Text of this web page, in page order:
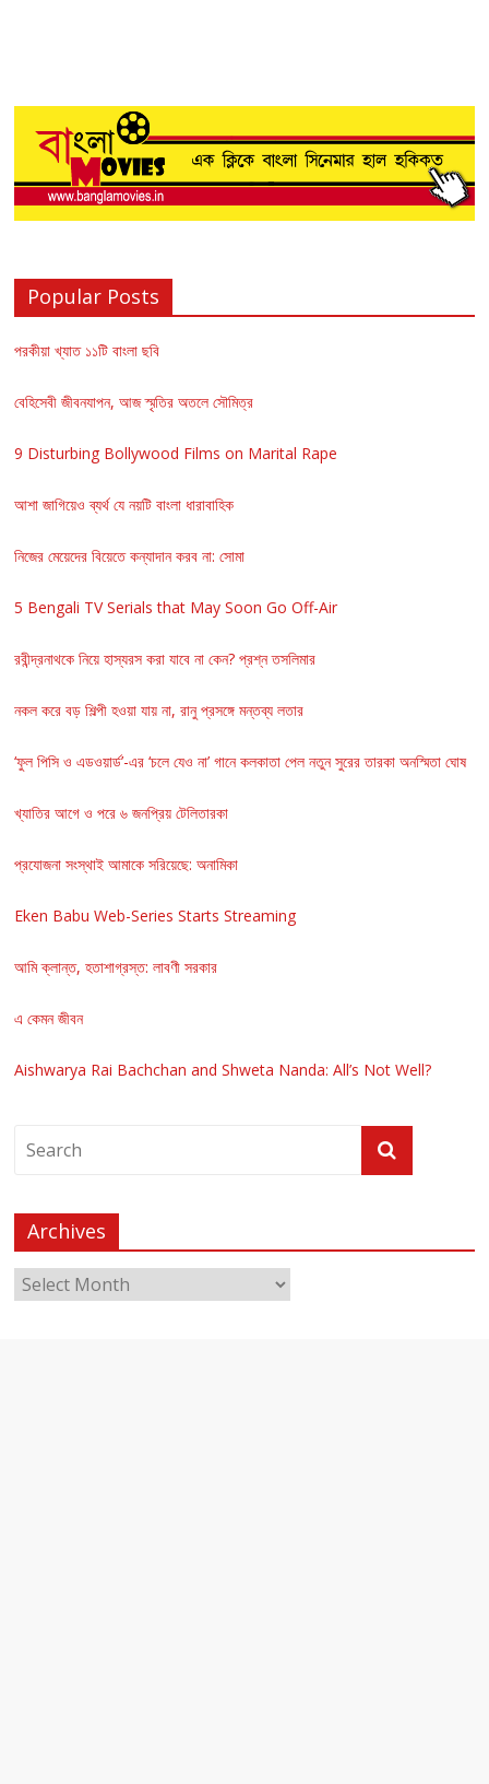
Popular Posts
পরকীয়া খ্যাত ১১টি বাংলা ছবি
বেহিসেবী জীবনযাপন, আজ স্মৃতির অতলে সৌমিত্র
9 Disturbing Bollywood Films on Marital Rape
আশা জাগিয়েও ব্যর্থ যে নয়টি বাংলা ধারাবাহিক
নিজের মেয়েদের বিয়েতে কন্যাদান করব না: সোমা
5 Bengali TV Serials that May Soon Go Off-Air
রবীন্দ্রনাথকে নিয়ে হাস্যরস করা যাবে না কেন? প্রশ্ন তসলিমার
নকল করে বড় শিল্পী হওয়া যায় না, রানু প্রসঙ্গে মন্তব্য লতার
‘ফুল পিসি ও এডওয়ার্ড’-এর ‘চলে যেও না’ গানে কলকাতা পেল নতুন সুরের তারকা অনস্মিতা ঘোষ
খ্যাতির আগে ও পরে ৬ জনপ্রিয় টেলিতারকা
প্রযোজনা সংস্থাই আমাকে সরিয়েছে: অনামিকা
Eken Babu Web-Series Starts Streaming
আমি ক্লান্ত, হতাশাগ্রস্ত: লাবণী সরকার
এ কেমন জীবন
Aishwarya Rai Bachchan and Shweta Nanda: All’s Not Well?
Archives